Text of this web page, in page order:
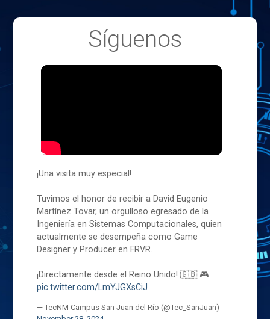
Síguenos
¡Una visita muy especial!
Tuvimos el honor de recibir a David Eugenio
Martínez Tovar, un orgulloso egresado de la
Ingeniería en Sistemas Computacionales, quien
actualmente se desempeña como Game
Designer y Producer en FRVR.
¡Directamente desde el Reino Unido! 🇬🇧 🎮
pic.twitter.com/LmYJGXsCiJ
— TecNM Campus San Juan del Río (@Tec_SanJuan)